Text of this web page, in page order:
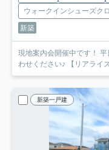
ウォークインシューズク
新築
現地案内会開催中です！
わせください♪
新築一戸建